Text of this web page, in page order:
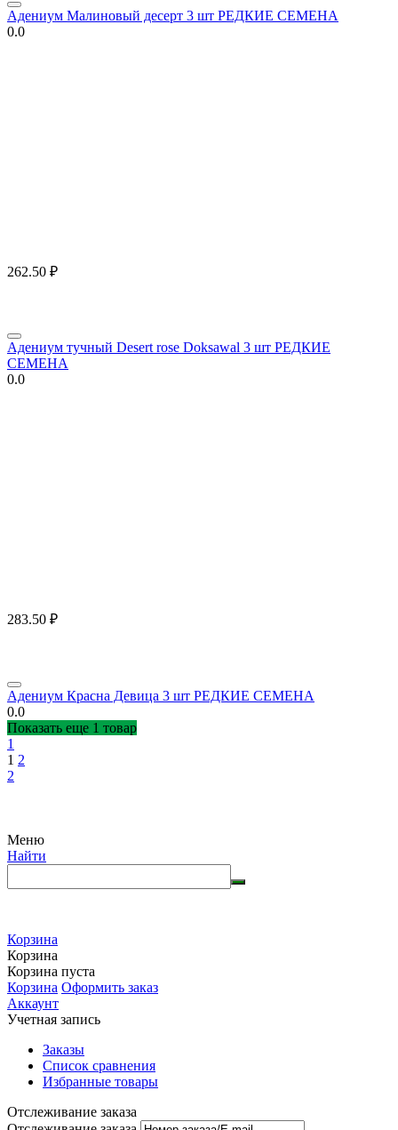
Адениум Малиновый десерт 3 шт РЕДКИЕ СЕМЕНА
0.0
262.50 ₽
Адениум тучный Desert rose Doksawal 3 шт РЕДКИЕ
СЕМЕНА
0.0
283.50 ₽
Адениум Красна Девица 3 шт РЕДКИЕ СЕМЕНА
0.0
Показать еще 1 товар
1
1 2
2
Меню
Найти
Корзина
Корзина
Корзина пуста
Корзина Оформить заказ
Аккаунт
Учетная запись
Заказы
Список сравнения
Избранные товары
Отслеживание заказа